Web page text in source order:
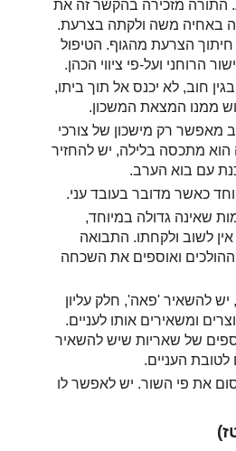
התורה מזכירה בהקשר זה את
באחיה משה ולקתה בצרעת.
הצרעת מהגוף. הטיפול
הרוחני ועל-פי ציווי הכהן.
חוב, לא יכנס אל תוך ביתו,
ממנו המצאת המשכון.
מאפשר רק מישכון של צורכי
הוא מתכסה בלילה, יש להחזיר
עם בוא הערב.
כאשר מדובר בעובד עני.
שאינה גדולה במיוחד,
לשוב ולקחתו. התבואה
ואוספים את השכחה
להשאיר 'פאה', חלק עליון
ומשאירים אותו לעניים.
של שאריות שיש להשאיר
העניים.
את פי השור. יש לאפשר לו